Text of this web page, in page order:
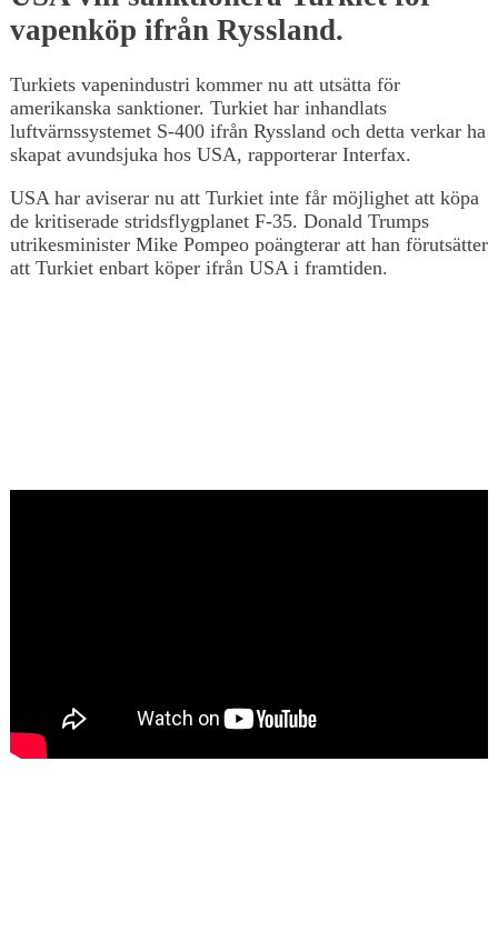
vapenköp ifrån Ryssland.
Turkiets vapenindustri kommer nu att utsätta för
amerikanska sanktioner. Turkiet har inhandlats
luftvärnssystemet S-400 ifrån Ryssland och detta verkar ha
skapat avundsjuka hos USA, rapporterar Interfax.
USA har aviserar nu att Turkiet inte får möjlighet att köpa
de kritiserade stridsflygplanet F-35. Donald Trumps
utrikesminister Mike Pompeo poängterar att han förutsätter
att Turkiet enbart köper ifrån USA i framtiden.